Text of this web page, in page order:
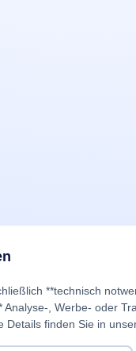
**technisch
Analyse-, Werbe- oder
Details finden Sie in